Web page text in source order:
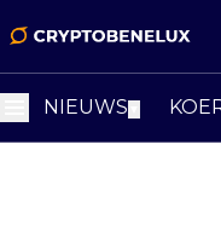
NIEUWS